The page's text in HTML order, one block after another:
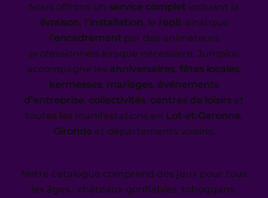
Nous offrons un service complet incluant la
livraison, l’installation, le repli, ainsi que
l’encadrementpar des animateurs
professionnels lorsque nécessaire. Jumploc
accompagne les anniversaires, fêtes locales,
kermesses, mariages, événements
d’entreprise, collectivités, centres de loisirs et
toutes les manifestations en Lot‑et‑Garonne,
Girondeet départements voisins.
Notre catalogue comprend des jeux pour tous
les âges : châteaux gonflables, toboggans,